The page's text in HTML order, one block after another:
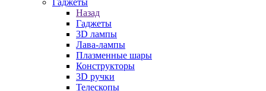
Гаджеты
Назад
Гаджеты
3D лампы
Лава-лампы
Плазменные шары
Конструкторы
3D ручки
Телескопы